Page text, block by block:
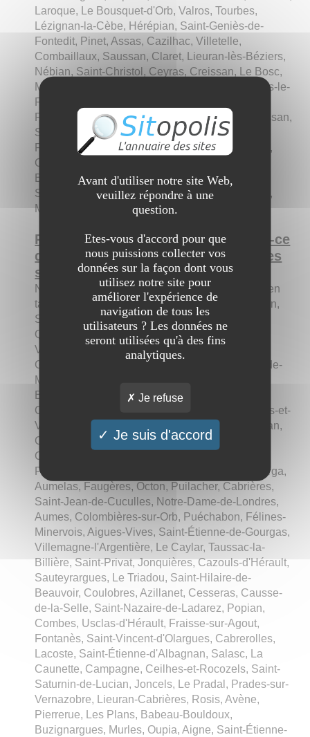
Laroque, Le Bousquet-d'Orb, Valros, Tourbes,
Lézignan-la-Cèbe, Hérépian, Saint-Geniès-de-
Fontedit, Pinet, Assas, Cazilhac, Villetelle,
Combaillaux, Saussan, Claret, Lieuran-lès-Béziers,
Nébian, Saint-Christol, Ceyras, Creissan, Le Bosc,
Montpeyroux, Puissalicon, La Tour-sur-Orb, Viols-le-
Fort, Saint-Félix-de-Lodez, Castelnau-de-Guers,
Pouzolles, La Salvetat-sur-Agout, Adissan, Plaissan,
Saint-Paul-et-Valmalle, Vendémian, Neffiès, Le
Poujol-sur-Orb, Puimisson, Espondeilhan, Péret,
Cruzy, Argelliers, Saint-Bauzille-de-Montmel, La
Boissière, Saussines, Fontès, Montaud, Saint-
Sériès, Saturargues, Soubès, Pouzols, Autignac,
Moulès-et-Baucels et Saint-Gervais-sur-Mare
Pourquoi est-il intéressant ? Qu'est-ce
qui pourrait le différencier des autres
sites ?
Nous sommes à votre service pour vous rendre en
taxi conventionné depuis Montpellier vers Gabian,
Saint-Bauzille-de-la-Sylve, Sainte-Croix-de-
Quintillargues, Brignac, Riols, Vérargues,
Valflaunès, Siran, Saint-Jean-de-Cornies,
Galargues, Graissessac, Olargues, Saint-Pons-de-
Mauchiens, Lunas, Nizas, Saint-Vincent-de-
Barbeyrargues, Saint-Jean-de-la-Blaquière,
Campagnan, Margon, Brissac, Tressan, Causses-et-
Veyran, Mas-de-Londres, Saint-Nazaire-de-Pézan,
Courniou, Les Aires, Roquebrun, Cazedarnes,
Cébazan, Lauret, Mons, Poilhes, La Livinière,
Prémian, Vacquières, Pailhès, Guzargues, Bélarga,
Aumelas, Faugères, Octon, Puilacher, Cabrières,
Saint-Jean-de-Cuculles, Notre-Dame-de-Londres,
Aumes, Colombières-sur-Orb, Puéchabon, Félines-
Minervois, Aigues-Vives, Saint-Étienne-de-Gourgas,
Villemagne-l'Argentière, Le Caylar, Taussac-la-
Billière, Saint-Privat, Jonquières, Cazouls-d'Hérault,
Sauteyrargues, Le Triadou, Saint-Hilaire-de-
Beauvoir, Coulobres, Azillanet, Cesseras, Causse-
de-la-Selle, Saint-Nazaire-de-Ladarez, Popian,
Combes, Usclas-d'Hérault, Fraisse-sur-Agout,
Fontanès, Saint-Vincent-d'Olargues, Cabrerolles,
Lacoste, Saint-Étienne-d'Albagnan, Salasc, La
Caunette, Campagne, Ceilhes-et-Rocozels, Saint-
Saturnin-de-Lucian, Joncels, Le Pradal, Prades-sur-
Vernazobre, Lieuran-Cabrières, Rosis, Avène,
Pierrerue, Les Plans, Babeau-Bouldoux,
Buzignargues, Murles, Oupia, Aigne, Saint-Étienne-
Avant d'utiliser notre site Web,
veuillez répondre à une
question.
Etes-vous d'accord pour que
nous puissions collecter vos
données sur la façon dont vous
utilisez notre site pour
améliorer l'expérience de
navigation de tous les
utilisateurs ? Les données ne
seront utilisées qu'à des fins
analytiques.
Je refuse
Je suis d'accord